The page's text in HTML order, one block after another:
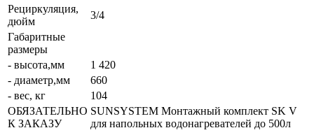
Рециркуляция,
дюйм
3/4
Габаритные
размеры
- высота,мм
1 420
- диаметр,мм
660
- вес, кг
104
ОБЯЗАТЕЛЬНО
К ЗАКАЗУ
SUNSYSTEM Монтажный комплект SK V
для напольных водонагревателей до 500л